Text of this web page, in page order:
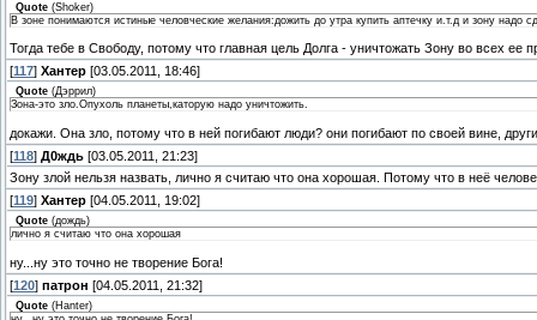
Quote (Shoker)
В зоне понимаются истиные человческие желания:дожить до утра купить аптечку и.т.д и зону надо
Тогда тебе в Свободу, потому что главная цель Долга - уничтожать Зону во всех ее
[117] Хантер [03.05.2011, 18:46]
Quote (Дэррил)
Зона-это зло.Опухоль планеты,каторую надо уничтожить.
докажи. Она зло, потому что в ней погибают люди? они погибают по своей вине,
[118] Д0ждь [03.05.2011, 21:23]
Зону злой нельзя назвать, лично я считаю что она хорошая. Потому что в неё
[119] Хантер [04.05.2011, 19:02]
Quote (дождь)
лично я считаю что она хорошая
ну...ну это точно не творение Бога!
[120] патрон [04.05.2011, 21:32]
Quote (Hanter)